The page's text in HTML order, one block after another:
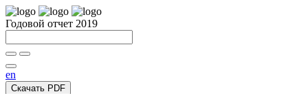
Годовой отчет 2019
en
Скачать PDF